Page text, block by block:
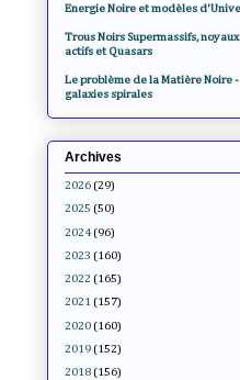
Energie Noire et modèles
Trous Noirs Supermassifs, noyaux
actifs et Quasars
Le problème de la Matière Noire -
galaxies spirales
Archives
2026 (29)
2025 (50)
2024 (96)
2023 (160)
2022 (165)
2021 (157)
2020 (160)
2019 (152)
2018 (156)